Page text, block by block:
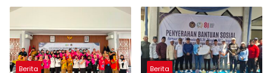
Hukum yang Berjalan
2026
Berita Berita